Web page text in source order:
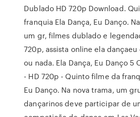
Dublado HD 720p Download.
franquia Ela Dança, Eu Danço.
um gr, filmes dublado e
720p, assista online ela
ou nada. Ela Dança, Eu Danço 5
- HD 720p - Quinto filme da
Eu Danço. Na nova trama, um
dançarinos deve participar de